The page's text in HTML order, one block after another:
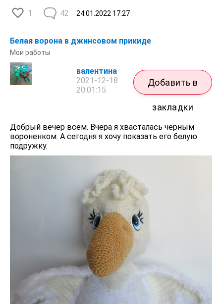
1 24.01.2022 17:27
42
Белая ворона в джинсовом прикиде
Мои работы
валентина
2021-12-18
20:01:15
Добавить в
закладки
Добрый вечер всем. Вчера я хвасталась черным
вороненком. А сегодня я хочу показать его белую
подружку.